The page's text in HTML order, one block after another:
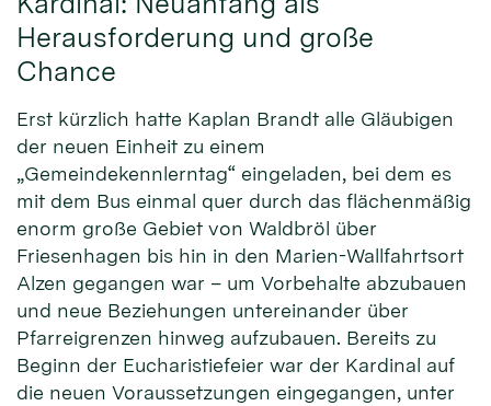
Herausforderung und große
Chance
Erst kürzlich hatte Kaplan Brandt alle Gläubigen
der neuen Einheit zu einem
„Gemeindekennlerntag“ eingeladen, bei dem es
mit dem Bus einmal quer durch das flächenmäßig
enorm große Gebiet von Waldbröl über
Friesenhagen bis hin in den Marien-Wallfahrtsort
Alzen gegangen war – um Vorbehalte abzubauen
und neue Beziehungen untereinander über
Pfarreigrenzen hinweg aufzubauen. Bereits zu
Beginn der Eucharistiefeier war der Kardinal auf
die neuen Voraussetzungen eingegangen, unter